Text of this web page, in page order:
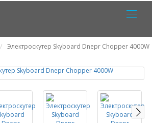
Электроскутер Skyboard Dnepr Chopper 4000W